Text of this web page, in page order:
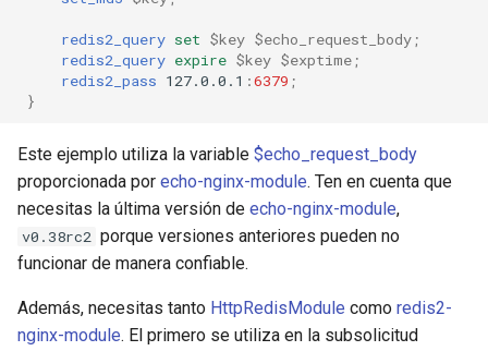
redis2_query set $key $echo_request_body;
redis2_query expire $key $exptime;
redis2_pass 127.0.0.1 :6379 ;
}
Este ejemplo utiliza la variable $echo_request_body
proporcionada por echo-nginx-module. Ten en cuenta que
necesitas la última versión de echo-nginx-module,
v0.38rc2 porque versiones anteriores pueden no
funcionar de manera confiable.
Además, necesitas tanto HttpRedisModule como redis2-
nginx-module. El primero se utiliza en la subsolicitud